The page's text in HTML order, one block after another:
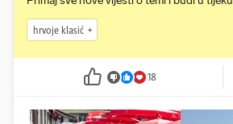
hrvoje klasić
18